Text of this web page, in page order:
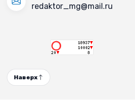
redaktor_mg@mail.ru
Наверх